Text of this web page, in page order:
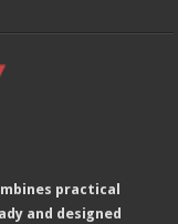
practical
and designed